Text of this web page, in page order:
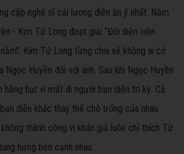
cặp nghệ sĩ cải lương diễn ăn ý nhất. Năm
- Kim Tử Long đoạt giải "Đôi diễn viên
Kim Tử Long từng chia sẻ không ai có
Huyền đối với anh. Sau khi Ngọc Huyền
hẫng hụt vì mất đi người bạn diễn tri kỷ. Cả
diễn khác thay thế chỗ trống của nhau
thành công vì khán giả luôn chỉ thích Tử
hứng bên cạnh nhau.